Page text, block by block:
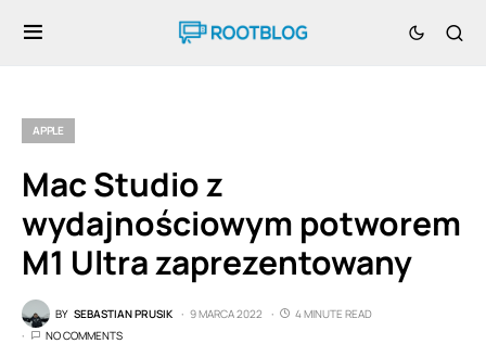
APPLE
Mac Studio z
wydajnościowym potworem
M1 Ultra zaprezentowany
BY SEBASTIAN PRUSIK 9 MARCA 2022
4 MINUTE READ
NO COMMENTS